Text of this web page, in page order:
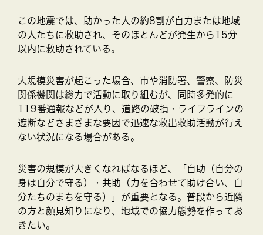
この地震では、助かった人の約8割が自力または地域
の人たちに救助され、そのほとんどが発生から15分
以内に救助されている。
大規模災害が起こった場合、市や消防署、警察、防災
関係機関は総力で活動に取り組むが、同時多発的に
119番通報などが入り、道路の破損・ライフラインの
遮断などさまざまな要因で迅速な救出救助活動が行え
ない状況になる場合がある。
災害の規模が大きくなればなるほど、「自助（自分の
身は自分で守る）・共助（力を合わせて助け合い、自
分たちのまちを守る）」が重要となる。普段から近隣
の方と顔見知りになり、地域での協力態勢を作ってお
きたい。